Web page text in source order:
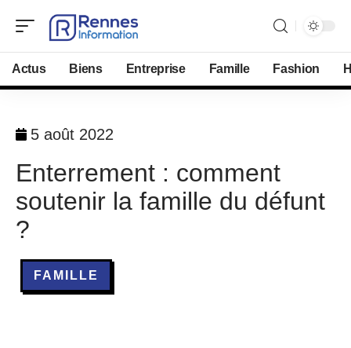
Actus Biens Entreprise Famille Fashion
5 août 2022
Enterrement : comment
soutenir la famille du défunt
?
FAMILLE